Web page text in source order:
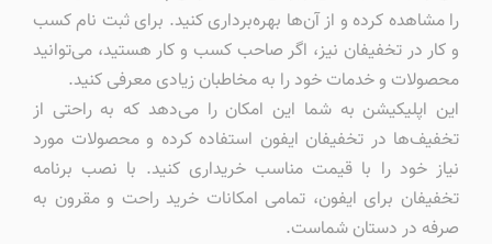
را مشاهده کرده و از آن‌ها بهره‌برداری کنید. برای ثبت نام کسب
و کار در تخفیفان نیز، اگر صاحب کسب و کار هستید، می‌توانید
محصولات و خدمات خود را به مخاطبان زیادی معرفی کنید.
این اپلیکیشن به شما این امکان را می‌دهد که به راحتی از
تخفیف‌ها در تخفیفان ایفون استفاده کرده و محصولات مورد
نیاز خود را با قیمت مناسب خریداری کنید. با نصب برنامه
تخفیفان برای ایفون، تمامی امکانات خرید راحت و مقرون به
صرفه در دستان شماست.